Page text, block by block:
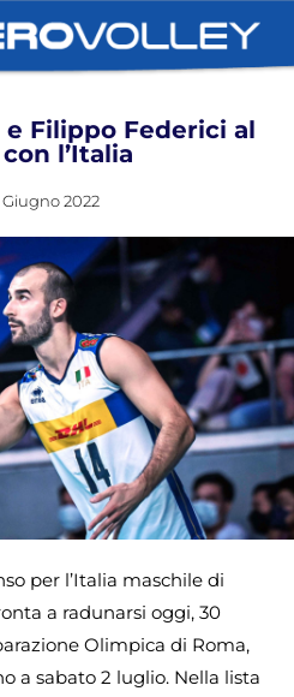
e Filippo Federici al
l’Italia
2022
per l’Italia maschile di
a radunarsi oggi, 30
Olimpica di Roma,
a sabato 2 luglio. Nella lista